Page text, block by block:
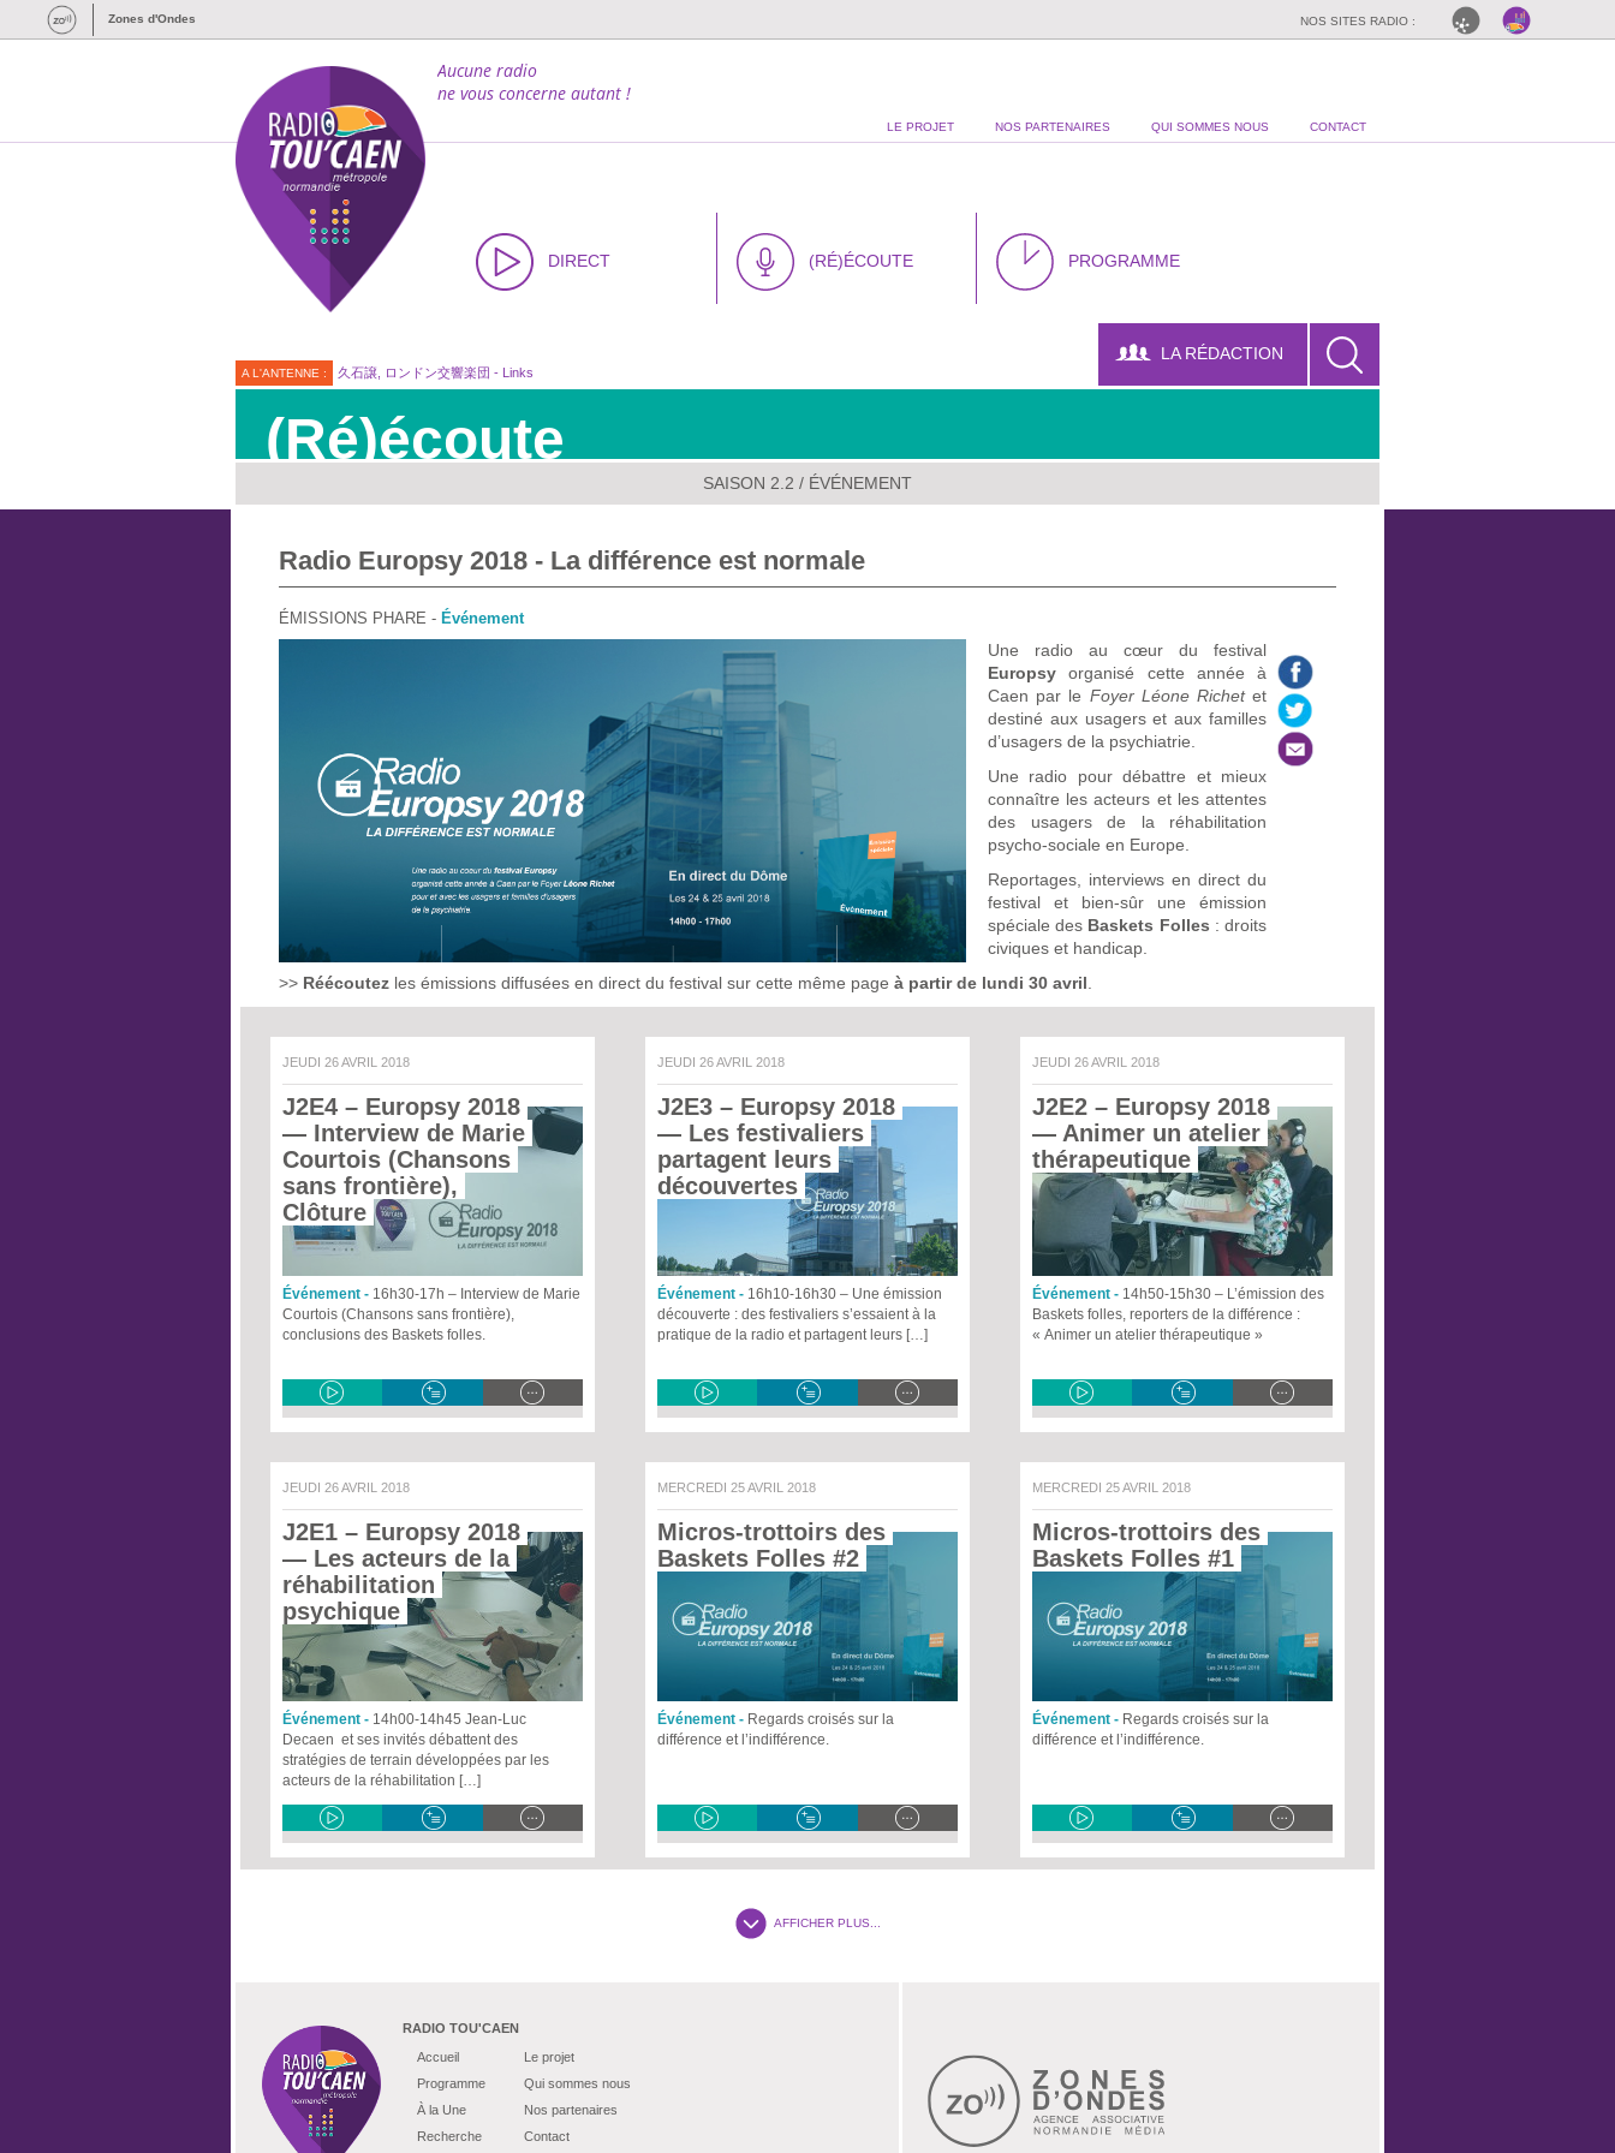
Zones d'Ondes NOS SITES RADIO :
LE PROJET NOS PARTENAIRES QUI SOMMES NOUS CONTACT
Aucune radio
ne vous concerne autant !
DIRECT (RÉ)ÉCOUTE PROGRAMME
A L'ANTENNE : 久石譲, ロンドン交響楽団 - Links
LA RÉDACTION
(Ré)écoute
SAISON 2.2 / ÉVÉNEMENT
Radio Europsy 2018 - La différence est normale
ÉMISSIONS PHARE - Événement
Une radio au cœur du festival
Europsy
organisé cette année à
Caen par le Foyer Léone Richetet
destiné aux usagers et aux familles
d’usagers de la psychiatrie.
Une radio pour débattre et mieux
connaître les acteurs et les attentes
des usagers de la réhabilitation
psycho-sociale en Europe.
Reportages, interviews en direct du
festival et bien-sûr une émission
spéciale des Baskets Folles : droits
civiques et handicap.
>> Réécoutez les émissions diffusées en direct du festival sur cette même page à partir de lundi 30 avril
JEUDI 26 AVRIL 2018
J2E4 – Europsy 2018
— Interview de Marie
Courtois (Chansons
sans frontière),
Clôture
Événement - 16h30-17h – Interview de Marie
Courtois (Chansons sans frontière),
conclusions des Baskets folles.
JEUDI 26 AVRIL 2018
J2E3 – Europsy 2018
— Les festivaliers
partagent leurs
découvertes
Événement - 16h10-16h30 – Une émission
découverte : des festivaliers s’essaient à la
pratique de la radio et partagent leurs […]
JEUDI 26 AVRIL 2018
J2E2 – Europsy 2018
— Animer un atelier
thérapeutique
Événement - 14h50-15h30 – L’émission des
Baskets folles, reporters de la différence :
« Animer un atelier thérapeutique »
JEUDI 26 AVRIL 2018
J2E1 – Europsy 2018
— Les acteurs de la
réhabilitation
psychique
Événement - 14h00-14h45 Jean-Luc
Decaen et ses invités débattent des
stratégies de terrain développées par les
acteurs de la réhabilitation […]
MERCREDI 25 AVRIL 2018
Micros-trottoirs des
Baskets Folles #2
Événement - Regards croisés sur la
différence et l’indifférence.
MERCREDI 25 AVRIL 2018
Micros-trottoirs des
Baskets Folles #1
Événement - Regards croisés sur la
différence et l’indifférence.
AFFICHER PLUS...
RADIO TOU'CAEN
Accueil
Programme
À la Une
Recherche
Le projet
Qui sommes nous
Nos partenaires
Contact